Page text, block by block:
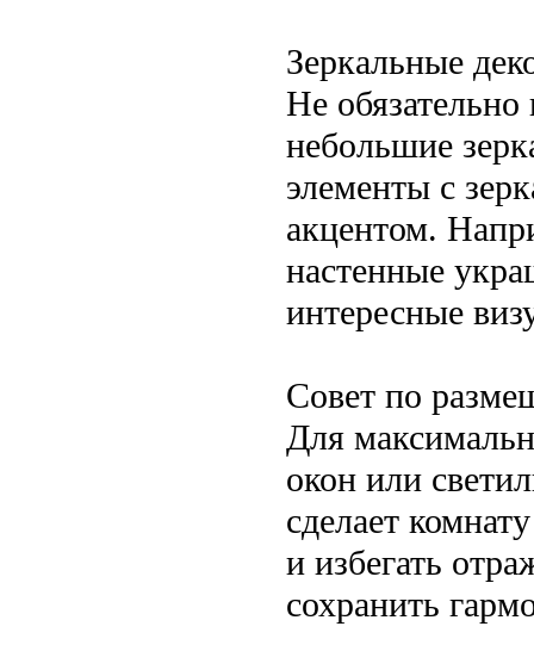
Зеркальные
Не
небольшие
элементы с
акцентом.
настенные
интересные
Совет по
Для
окон или
сделает
и избегать
сохранить